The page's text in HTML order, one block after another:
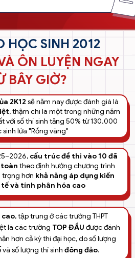
HỌC SINH 2012
ÔN LUYỆN NGAY
BÂY GIỜ?
2K12sẽ năm nay được đánh giá là
, thậm chí là một trong những năm
với số thí sinh tăng 50% từ 130.000
lứa "Rồng vàng"
cấu trúc đề thi vào 10 đã
toàntheo định hướng chương trình
trọng hơn khả năng áp dụng kiến
và tính phân hóa cao
cao, tập trung ở các trường THPT
là các trường TOP ĐẦU được đánh
hơn cả kỳ thi đại học, do số lượng
và số lượng thí sinhđông đảo.